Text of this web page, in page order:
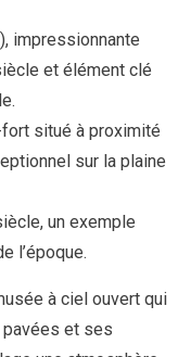
impressionnante
et élément clé
fort situé à proximité
sur la plaine
un exemple
l’époque.
à ciel ouvert qui
et ses